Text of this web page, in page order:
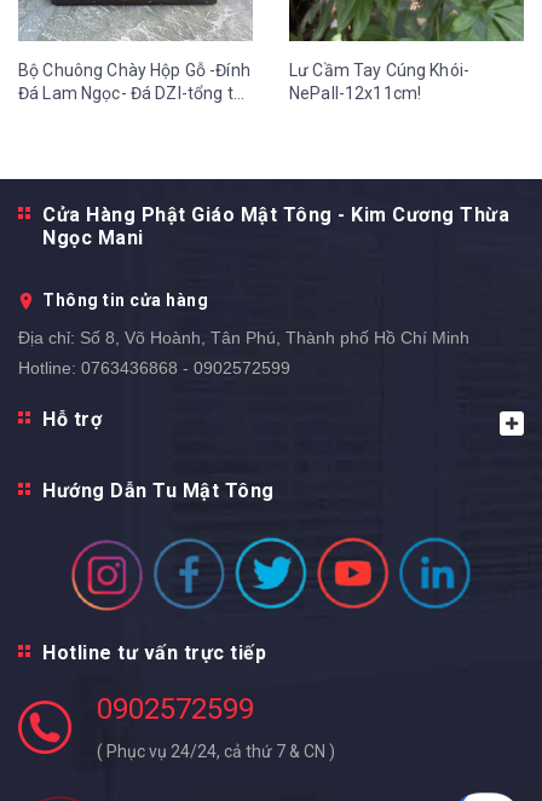
Bộ Chuông Chày Hộp Gỗ -Đính
Đá Lam Ngọc- Đá DZI-tổng thể
Lư Cầm Tay Cúng Khói-
NePall-12x11cm!
Cửa Hàng Phật Giáo Mật Tông - Kim Cương Thừa
Ngọc Mani
Thông tin cửa hàng
Địa chỉ: Số 8, Võ Hoành, Tân Phú, Thành phố Hồ Chí Minh
Hotline: 0763436868 - 0902572599
Hỗ trợ
Hướng Dẫn Tu Mật Tông
Hotline tư vấn trực tiếp
0902572599
( Phục vụ 24/24, cả thứ 7 & CN )